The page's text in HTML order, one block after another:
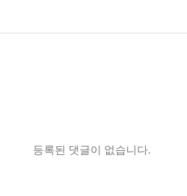
등록된 댓글이 없습니다.